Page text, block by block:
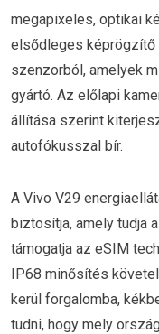
megapixeles, optikai
elsődleges
szenzorból, amelyek
gyártó. Az előlapi
állítása szerint
autofókusszal bír.
A Vivo V29
biztosítja, amely tudja
támogatja az eSIM
IP68 minősítés
kerül forgalomba,
tudni, hogy mely